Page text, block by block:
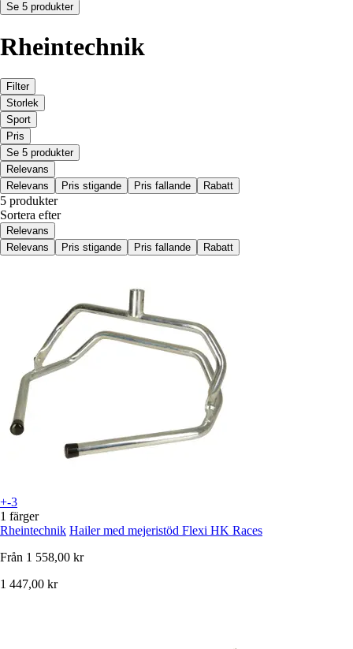
Se 5 produkter
Rheintechnik
Filter
Storlek
Sport
Pris
Se 5 produkter
Relevans
Relevans
Pris stigande Pris fallande Rabatt
5 produkter
Sortera efter
Relevans
Relevans
Pris stigande Pris fallande Rabatt
+-3
1 färger
Rheintechnik Hailer med mejeristöd Flexi HK Races
Från 1 558,00 kr
1 447,00 kr